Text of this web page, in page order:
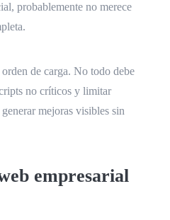
probablemente no merece
de carga. No todo debe
no críticos y limitar
mejoras visibles sin
empresarial